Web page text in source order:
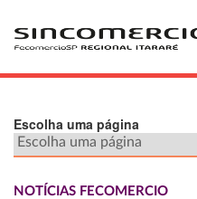
Escolha uma página
NOTÍCIAS FECOMERCIO